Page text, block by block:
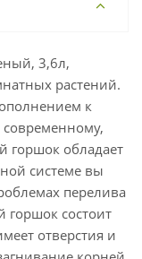
3,6л,
растений.
к
современному,
горшок обладает
системе вы
перелива
состоит
отверстия и